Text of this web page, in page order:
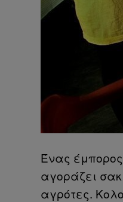
Ένας
αγοράζει
αγρότες.